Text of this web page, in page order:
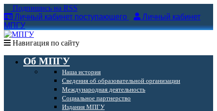
Подпишись на RSS
Личный кабинет поступающего
Личный кабинет
МПГУ
Навигация по сайту
Об МПГУ
Наша история
Сведения об образовательной организации
Международная деятельность
Социальное партнерство
Издания МПГУ